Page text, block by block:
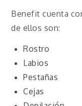
Benefit cuenta
de ellos son:
Rostro
Labios
Pestañas
Cejas